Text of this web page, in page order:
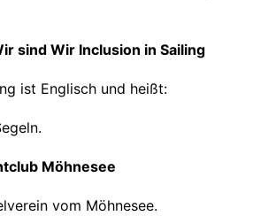
sind Wir Inclusion in Sailing
ist Englisch und heißt:
Möhnesee
vom Möhnesee.